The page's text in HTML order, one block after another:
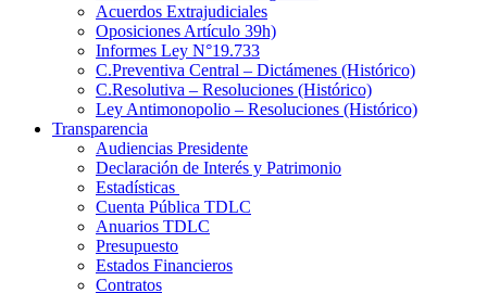
Acuerdos Extrajudiciales
Oposiciones Artículo 39h)
Informes Ley N°19.733
C.Preventiva Central – Dictámenes (Histórico)
C.Resolutiva – Resoluciones (Histórico)
Ley Antimonopolio – Resoluciones (Histórico)
Transparencia
Audiencias Presidente
Declaración de Interés y Patrimonio
Estadísticas
Cuenta Pública TDLC
Anuarios TDLC
Presupuesto
Estados Financieros
Contratos